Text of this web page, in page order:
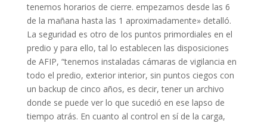
tenemos horarios de cierre. empezamos desde las 6
de la mañana hasta las 1 aproximadamente» detalló.
La seguridad es otro de los puntos primordiales en el
predio y para ello, tal lo establecen las disposiciones
de AFIP, “tenemos instaladas cámaras de vigilancia en
todo el predio, exterior interior, sin puntos ciegos con
un backup de cinco años, es decir, tener un archivo
donde se puede ver lo que sucedió en ese lapso de
tiempo atrás. En cuanto al control en sí de la carga,